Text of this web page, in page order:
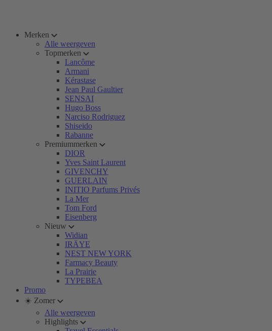
Merken
Alle weergeven
Topmerken
Lancôme
Armani
Kérastase
Jean Paul Gaultier
SENSAI
Hugo Boss
Narciso Rodriguez
Shiseido
Rabanne
Premiummerken
DIOR
Yves Saint Laurent
GIVENCHY
GUERLAIN
INITIO Parfums Privés
La Mer
Tom Ford
Eisenberg
Nieuw
Widian
IRÄYE
NEST NEW YORK
Farmacy Beauty
La Prairie
TYPEBEA
Promo
☀️ Zomer
Alle weergeven
Highlights